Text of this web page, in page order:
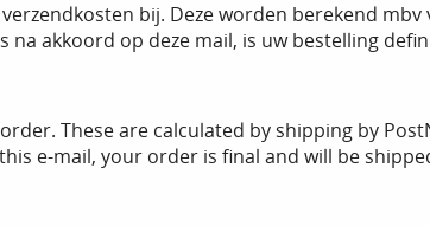
bij. Deze worden berekend
na akkoord op deze mail, is uw bestelling
These are calculated by shipping by
e-mail, your order is final and will be